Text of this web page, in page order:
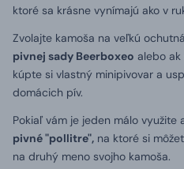
ktoré sa krásne vynímajú ako v
Zvolajte kamoša na veľkú
pivnej sady Beerboxeo alebo
kúpte si vlastný minipivovar a
domácich pív.
Pokiaľ vám je jeden málo využite
pivné "pollitre", na ktoré si
na druhý meno svojho kamoša.